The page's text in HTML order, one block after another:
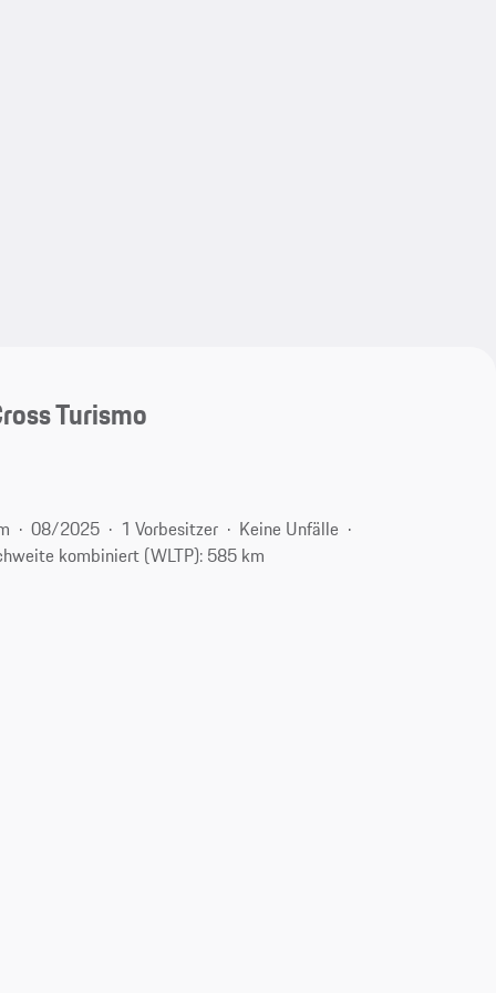
Turismo
08/2025 1 Vorbesitzer
Keine Unfälle
kombiniert (WLTP): 585 km